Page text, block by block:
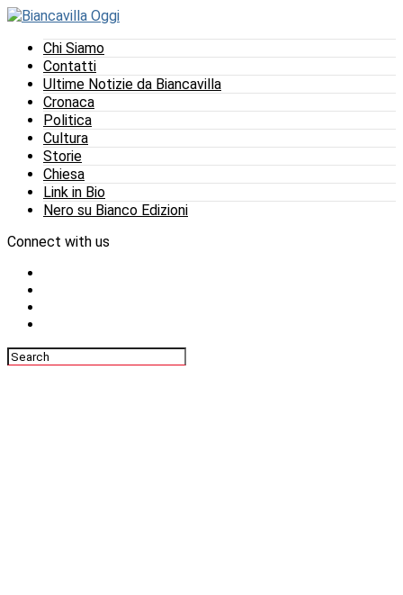
Chi Siamo
Contatti
Ultime Notizie da Biancavilla
Cronaca
Politica
Cultura
Storie
Chiesa
Link in Bio
Nero su Bianco Edizioni
Connect with us